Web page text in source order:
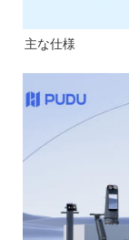
主な仕様